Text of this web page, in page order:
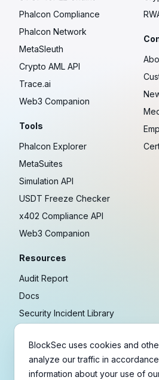
Phalcon Compliance
Phalcon Network
MetaSleuth
Crypto AML API
Trace.ai
Web3 Companion
Tools
Phalcon Explorer
MetaSuites
Simulation API
USDT Freeze Checker
x402 Compliance API
Web3 Companion
Resources
Audit Report
Docs
Security Incident Library
Research
Guides
BlockSec uses cookies and
analyze our traffic in
information about your use of